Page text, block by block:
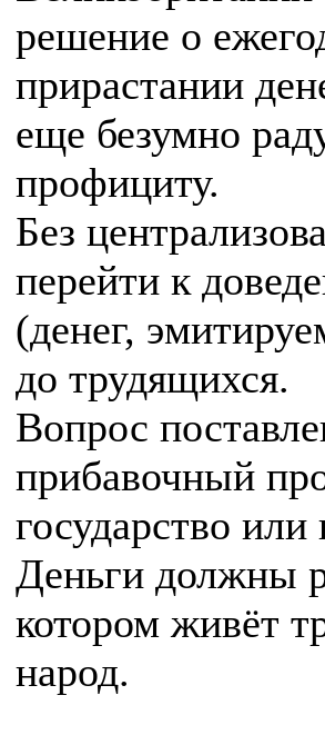
решение о
прирастании
еще безумно
профициту.
Без
перейти к
(денег,
до трудящихся.
Вопрос
прибавочный
государство
Деньги должны
котором живёт
народ.